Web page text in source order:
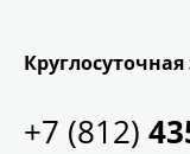
+7 (812)